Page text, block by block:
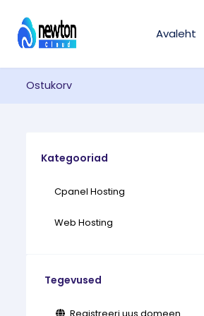
Avaleht
Ostukorv
Kategooriad
Cpanel Hosting
Web Hosting
Tegevused